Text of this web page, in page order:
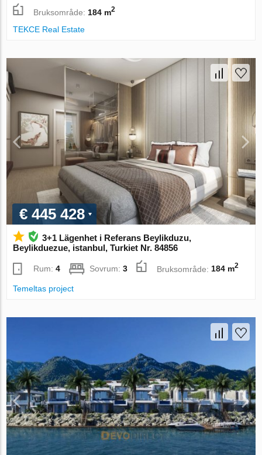
Bruksområde: 184 m2
TEKCE Real Estate
€ 445 428
3+1 Lägenhet i Referans Beylikduzu,
Beylikduezue, istanbul, Turkiet Nr. 84856
Rum:4 Sovrum:3 Bruksområde:184 m2
Temeltas project